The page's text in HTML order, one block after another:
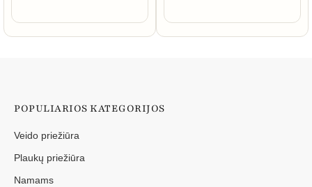
POPULIARIOS KATEGORIJOS
Veido priežiūra
Plaukų priežiūra
Namams